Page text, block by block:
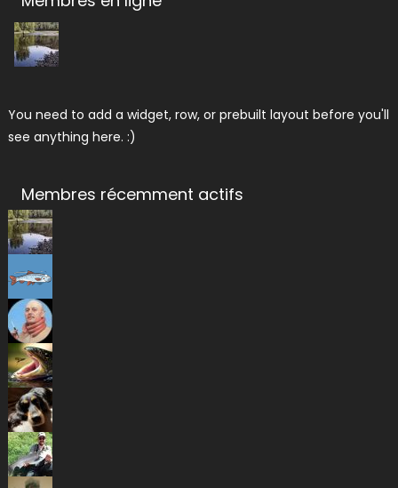
You need to add a widget, row, or prebuilt layout before you'll
see anything here. :)
Membres récemment actifs